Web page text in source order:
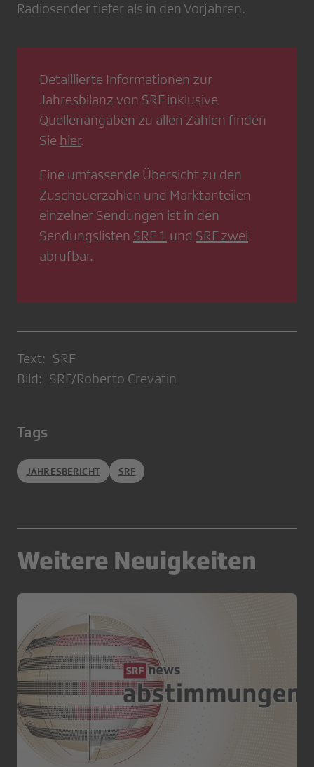
Radiosender tiefer als in den Vorjahren.
Detaillierte Informationen zur
Jahresbilanz von SRF inklusive
Quellenangaben zu allen Zahlen finden
Sie hier.
Eine umfassende Übersicht zu den
Zuschauerzahlen und Marktanteilen
einzelner Sendungen ist in den
Sendungslisten SRF 1 und SRF zwei
abrufbar.
Text: SRF
Bild: SRF/Roberto Crevatin
Tags
JAHRESBERICHT SRF
Weitere Neuigkeiten